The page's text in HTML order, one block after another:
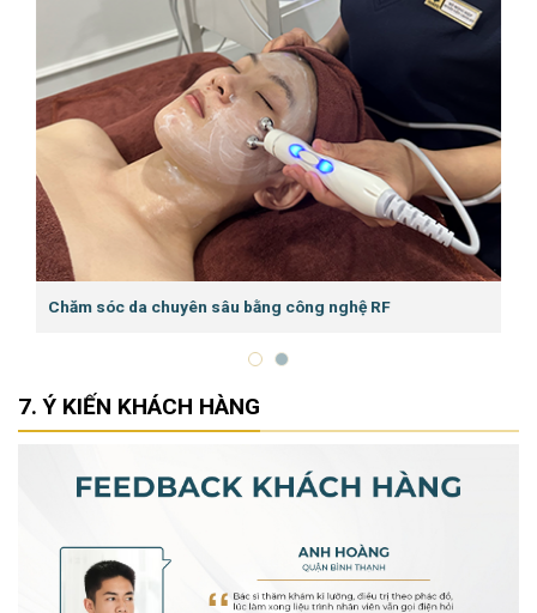
Chăm sóc da chuyên sâu bằng công nghệ RF
Ý KIẾN KHÁCH HÀNG